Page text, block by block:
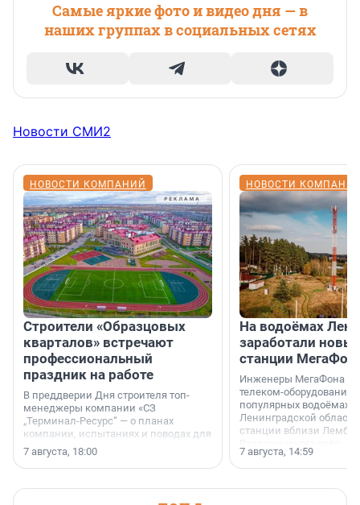
Самые яркие фото и видео дня — в
наших группах в социальных сетях
Новости СМИ2
НОВОСТИ КОМПАНИЙ
Строители «Образцовых
кварталов» встречают
профессиональный
праздник на работе
В преддверии Дня строителя топ-
менеджеры компании «СЗ
„Терминал-Ресурс“ — о планах
компании, испытаниях и поводах для
осторожного оптимизма.
7 августа, 18:00
НОВОСТИ
На водоёмах
заработали
станции
Инженеры МегаФона
телеком-оборудование
популярных водоёмах
Ленинградской
станции вблизи
недалеко от Большого
водопада.
7 августа, 14:59